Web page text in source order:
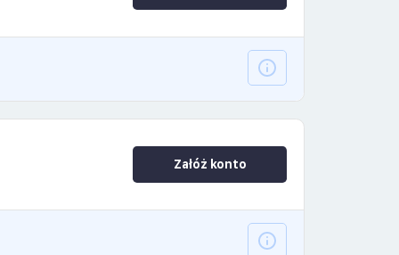
Załóż konto